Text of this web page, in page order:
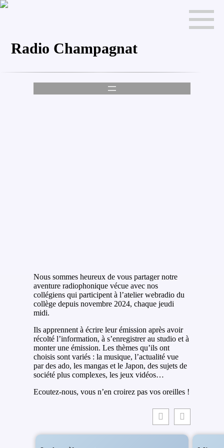
Radio Champagnat
Nous sommes heureux de vous partager notre
aventure radiophonique vécue avec nos
collégiens qui participent à l’atelier webradio du
collège depuis novembre 2024, chaque jeudi
midi.
Ils apprennent à écrire leur émission après avoir
récolté l’information, à s’enregistrer au studio et à
monter une émission. Les thèmes qu’ils ont
choisis sont variés : la musique, l’actualité vue
par des ado, les mangas et le Japon, des sujets de
société plus complexes, les jeux vidéos…
Ecoutez-nous, vous n’en croirez pas vos oreilles !